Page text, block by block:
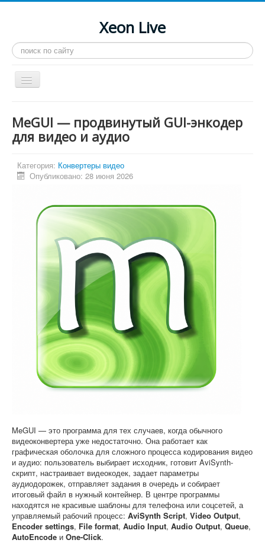
Xeon Live
Искать...
Toggle
Navigation
LGA 2011-3
Процессоры
Рейтинги
Системные программы
MeGUI — продвинутый GUI-энкодер
для видео и аудио
Категория: Конвертеры видео
Опубликовано: 28 июня 2026
MeGUI — это программа для тех случаев, когда обычного
видеоконвертера уже недостаточно. Она работает как
графическая оболочка для сложного процесса кодирования видео
и аудио: пользователь выбирает исходник, готовит AviSynth-
скрипт, настраивает видеокодек, задает параметры
аудиодорожек, отправляет задания в очередь и собирает
итоговый файл в нужный контейнер. В центре программы
находятся не красивые шаблоны для телефона или соцсетей, а
управляемый рабочий процесс: AviSynth Script, Video Output,
Encoder settings, File format, Audio Input, Audio Output, Queue,
AutoEncode и One-Click.